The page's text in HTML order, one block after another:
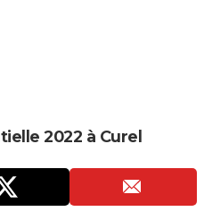
2022 à Curel